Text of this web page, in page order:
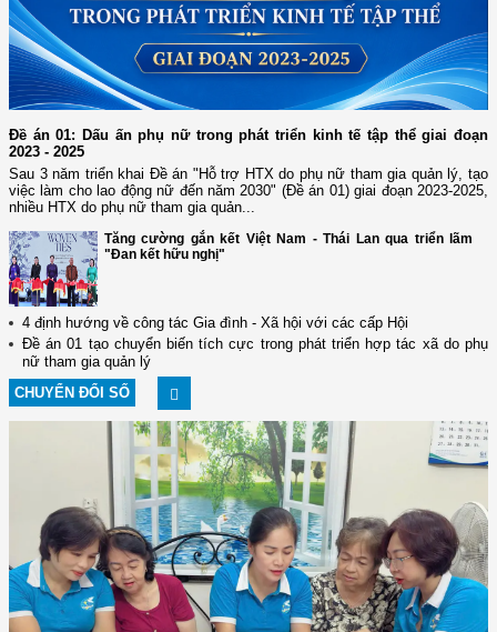
Đề án 01: Dấu ấn phụ nữ trong phát triển kinh tế tập thể giai đoạn
2023 - 2025
Sau 3 năm triển khai Đề án "Hỗ trợ HTX do phụ nữ tham gia quản lý, tạo
việc làm cho lao động nữ đến năm 2030" (Đề án 01) giai đoạn 2023-2025,
nhiều HTX do phụ nữ tham gia quản...
Tăng cường gắn kết Việt Nam - Thái Lan qua triển lãm
"Đan kết hữu nghị"
4 định hướng về công tác Gia đình - Xã hội với các cấp Hội
Đề án 01 tạo chuyển biến tích cực trong phát triển hợp tác xã do phụ
nữ tham gia quản lý
CHUYỂN ĐỔI SỐ